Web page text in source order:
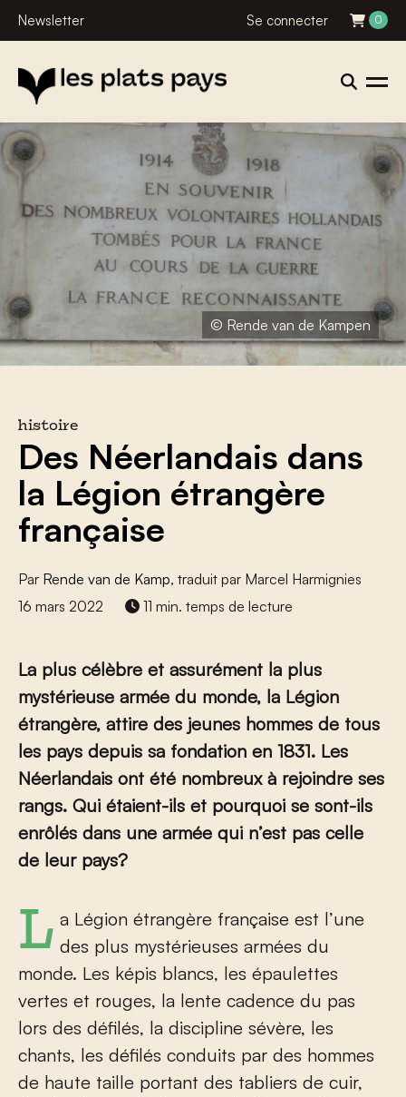
Newsletter Se connecter 0
© Rende van de Kampen
histoire
Des Néerlandais dans
la Légion étrangère
française
Par Rende van de Kamp, traduit par Marcel Harmignies
16 mars 2022
11 min. temps de lecture
La plus célèbre et assurément la plus
mystérieuse armée du monde, la Légion
étrangère, attire des jeunes hommes de tous
les pays depuis sa fondation en 1831. Les
Néerlandais ont été nombreux à rejoindre ses
rangs. Qui étaient-ils et pourquoi se sont-ils
enrôlés dans une armée qui n’est pas celle
de leur pays?
La Légion étrangère française est l’une des plus mystérieuses armées du
monde. Les képis blancs, les épaulettes
vertes et rouges, la lente cadence du pas
lors des défilés, la discipline sévère, les
chants, les défilés conduits par des hommes
de haute taille portant des tabliers de cuir,